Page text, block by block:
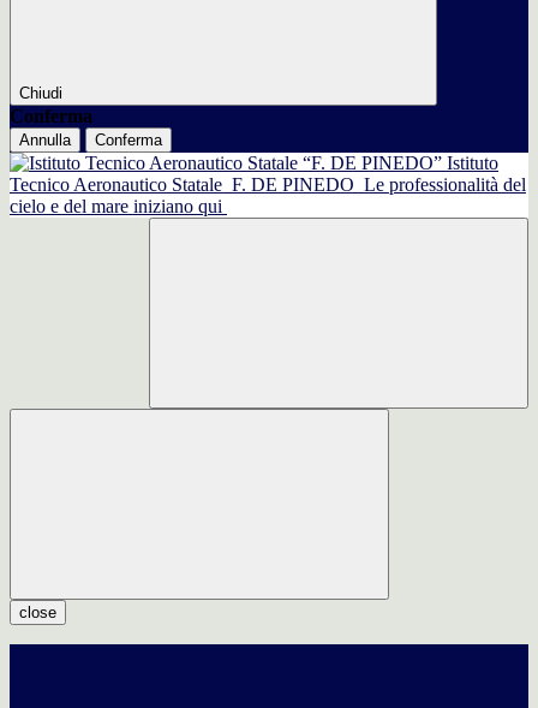
Chiudi
Conferma
Annulla Conferma
Istituto
Tecnico Aeronautico Statale F. DE PINEDO Le professionalità del
cielo e del mare iniziano qui
close